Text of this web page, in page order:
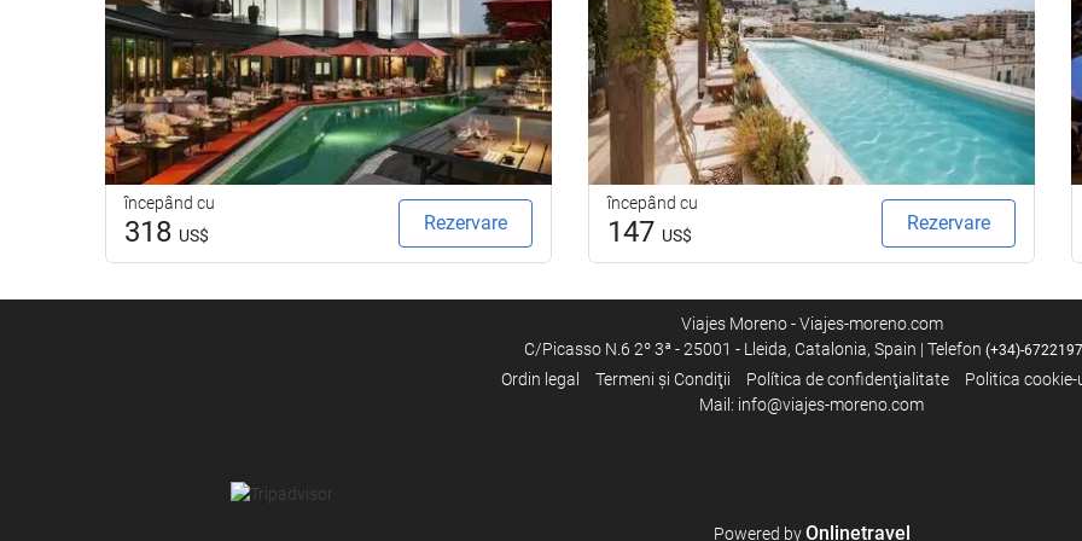
Internet
WiFi gratuit
Servicii de curățenie
Spălătorie
începând cu
318 US$
Rezervare
începând cu
147 US$
Rezervare
Viajes Moreno - Viajes-moreno.com
C/Picasso N.6 2º 3ª - 25001 - Lleida, Catalonia, Spain | Telefon (+34)-
Ordin legal Termeni şi Condiţii Política de confidenţialitate
Politica
Mail: info@viajes-moreno.com
Powered byOnlinetravel